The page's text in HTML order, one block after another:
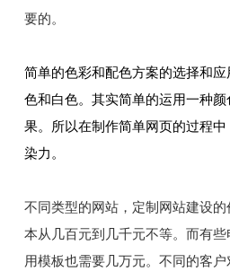
要的。
简单的色彩和配色方案的选择和
色和白色。其实简单的运用一种
果。所以在制作简单网页的过程
染力。
不同类型的网站，定制网站建设
本从几百元到几千元不等。而有
用模板也需要几万元。不同的客